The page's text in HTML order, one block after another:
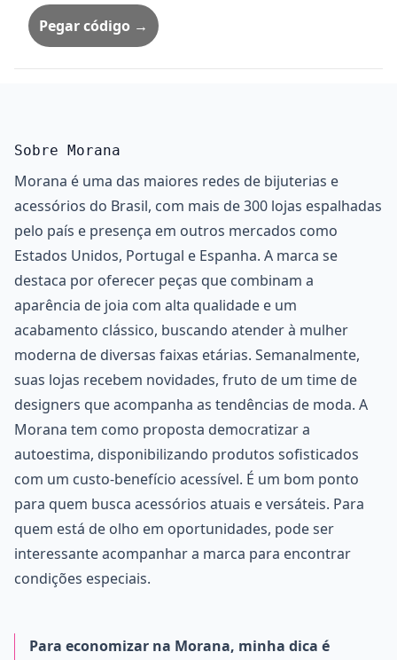
Pegar código →
Sobre Morana
Morana é uma das maiores redes de bijuterias e
acessórios do Brasil, com mais de 300 lojas espalhadas
pelo país e presença em outros mercados como
Estados Unidos, Portugal e Espanha. A marca se
destaca por oferecer peças que combinam a
aparência de joia com alta qualidade e um
acabamento clássico, buscando atender à mulher
moderna de diversas faixas etárias. Semanalmente,
suas lojas recebem novidades, fruto de um time de
designers que acompanha as tendências de moda. A
Morana tem como proposta democratizar a
autoestima, disponibilizando produtos sofisticados
com um custo-benefício acessível. É um bom ponto
para quem busca acessórios atuais e versáteis. Para
quem está de olho em oportunidades, pode ser
interessante acompanhar a marca para encontrar
condições especiais.
Para economizar na Morana, minha dica é